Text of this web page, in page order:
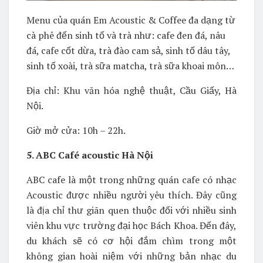
Menu của quán Em Acoustic & Coffee đa dạng từ
cà phê đến sinh tố và trà như: cafe đen đá, nâu
đá, cafe cốt dừa, trà đào cam sả, sinh tố dâu tây,
sinh tố xoài, trà sữa matcha, trà sữa khoai môn…
Địa chỉ: Khu văn hóa nghệ thuật, Cầu Giấy, Hà
Nội.
Giờ mở cửa: 10h – 22h.
5. ABC Café acoustic Hà Nội
ABC cafe là một trong những quán cafe có nhạc
Acoustic được nhiều người yêu thích. Đây cũng
là địa chỉ thư giãn quen thuộc đối với nhiều sinh
viên khu vực trường đại học Bách Khoa. Đến đây,
du khách sẽ có cơ hội đắm chìm trong một
không gian hoài niệm với những bản nhạc du